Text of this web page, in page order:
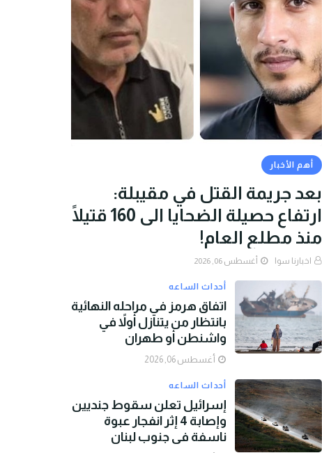
أهم الأخبار
بعد جريمة القتل في مقيبلة:
ارتفاع حصيلة الضحايا الى 160 قتيلًا
منذ مطلع العام!
اخبارنا سوا أغسطس 06, 2026
أحداث الساعه
اتفاق هرمز في مراحله النهائية
بانتظار من يتنازل أولاً في
واشنطن أو طهران
أغسطس 06, 2026
أحداث الساعه
إسرائيل تعلن سقوط جنديين
وإصابة 4 إثر انفجار عبوة
ناسفة في جنوب لبنان